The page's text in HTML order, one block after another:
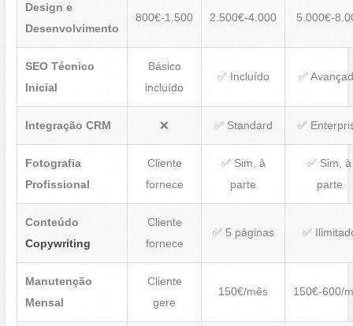
Design e
Desenvolvimento
800€-1.500 2.500€-4.000 5.000€-
SEO Técnico
Inicial
Básico
incluído
✅ Incluído ✅
Integração CRM ❌ ✅ Standard ✅
Fotografia
Profissional
Cliente
fornece
✅ Sim, à
parte
✅ Sim, à
parte
Conteúdo
Copywriting
Cliente
fornece
✅ 5 páginas ✅
Manutenção
Mensal
Cliente
gere
150€/mês 150€-600/